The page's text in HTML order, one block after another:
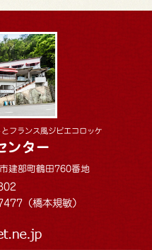
フランス風ジビエコロッケ
ンター
建部町鶴田760番地
（橋本規敏）